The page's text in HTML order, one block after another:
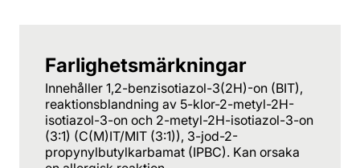
Farlighetsmärkningar
Innehåller 1,2-benzisotiazol-3(2H)-on (BIT),
reaktionsblandning av 5-klor-2-metyl-2H-
isotiazol-3-on och 2-metyl-2H-isotiazol-3-on
(3:1) (C(M)IT/MIT (3:1)), 3-jod-2-
propynylbutylkarbamat (IPBC). Kan orsaka